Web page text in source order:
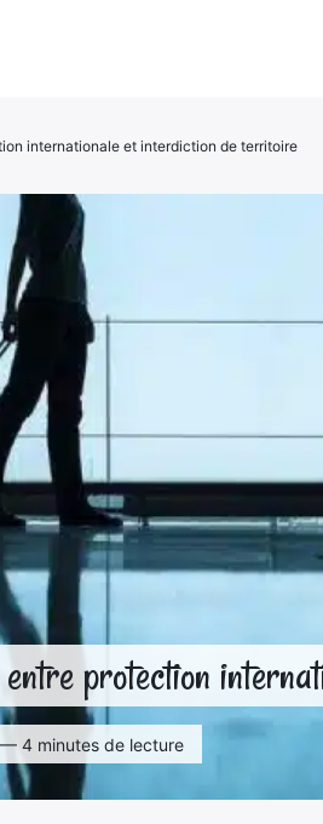
protection
4 minutes de lecture
internationale et interdiction de territoire